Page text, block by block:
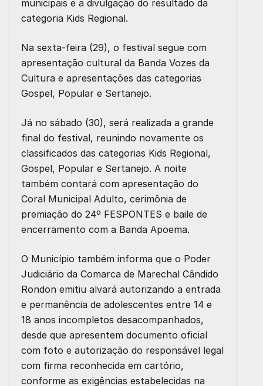
municipais e a divulgação do resultado da
categoria Kids Regional.
Na sexta-feira (29), o festival segue com
apresentação cultural da Banda Vozes da
Cultura e apresentações das categorias
Gospel, Popular e Sertanejo.
Já no sábado (30), será realizada a grande
final do festival, reunindo novamente os
classificados das categorias Kids Regional,
Gospel, Popular e Sertanejo. A noite
também contará com apresentação do
Coral Municipal Adulto, cerimônia de
premiação do 24º FESPONTES e baile de
encerramento com a Banda Apoema.
O Município também informa que o Poder
Judiciário da Comarca de Marechal Cândido
Rondon emitiu alvará autorizando a entrada
e permanência de adolescentes entre 14 e
18 anos incompletos desacompanhados,
desde que apresentem documento oficial
com foto e autorização do responsável legal
com firma reconhecida em cartório,
conforme as exigências estabelecidas na